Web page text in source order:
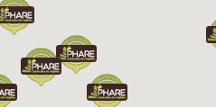
Chargement...